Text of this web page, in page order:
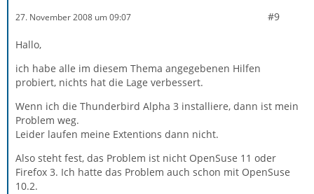
27. November 2008 um 09:07 #9
Hallo,
ich habe alle im diesem Thema angegebenen Hilfen
probiert, nichts hat die Lage verbessert.
Wenn ich die Thunderbird Alpha 3 installiere, dann ist mein
Problem weg.
Leider laufen meine Extentions dann nicht.
Also steht fest, das Problem ist nicht OpenSuse 11 oder
Firefox 3. Ich hatte das Problem auch schon mit OpenSuse
10.2.